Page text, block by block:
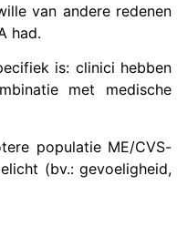
van andere redenen
had.
is: clinici hebben
met medische
populatie ME/CVS-
(bv.: gevoeligheid,